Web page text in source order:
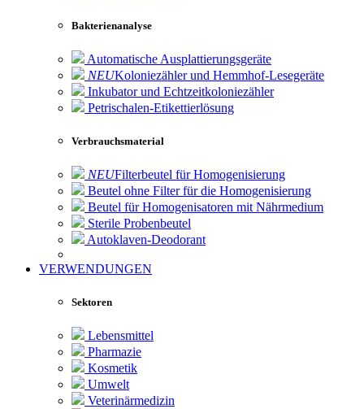
Bakterienanalyse
Automatische Ausplattierungsgeräte
NEUKoloniezähler und Hemmhof-Lesegeräte
Inkubator und Echtzeitkoloniezähler
Petrischalen-Etikettierlösung
Verbrauchsmaterial
NEUFilterbeutel für Homogenisierung
Beutel ohne Filter für die Homogenisierung
Beutel für Homogenisatoren mit Nährmedium
Sterile Probenbeutel
Autoklaven-Deodorant
VERWENDUNGEN
Sektoren
Lebensmittel
Pharmazie
Kosmetik
Umwelt
Veterinärmedizin